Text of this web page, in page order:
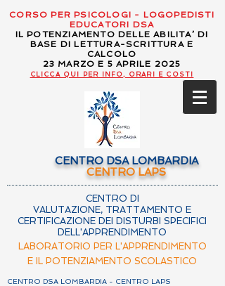
CORSO PER PSICOLOGI - LOGOPEDISTI
EDUCATORI DSA
IL POTENZIAMENTO DELLE ABILITA’ DI
BASE DI LETTURA-SCRITTURA E
CALCOLO
23 MARZO E 5 APRILE 2025
CLICCA QUI PER INFO, ORARI E COSTI
CENTRO DSA LOMBARDIA
CENTRO LAPS
CENTRO DI
VALUTAZIONE, TRATTAMENTO E
CERTIFICAZIONE DEI DISTURBI SPECIFICI
DELL'APPRENDIMENTO
LABORATORIO PER L'APPRENDIMENTO
E IL POTENZIAMENTO SCOLASTICO
CENTRO DSA LOMBARDIA - CENTRO LAPS